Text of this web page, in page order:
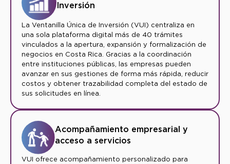
Inversión
La Ventanilla Única de Inversión (VUI) centraliza en
una sola plataforma digital más de 40 trámites
vinculados a la apertura, expansión y formalización de
negocios en Costa Rica. Gracias a la coordinación
entre instituciones públicas, las empresas pueden
avanzar en sus gestiones de forma más rápida, reducir
costos y obtener trazabilidad completa del estado de
sus solicitudes en línea.
Acompañamiento empresarial y
acceso a servicios
VUI ofrece acompañamiento personalizado para